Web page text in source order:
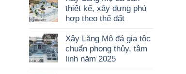
thiết kế, xây dựng phù
hợp theo thế đất
Xây Lăng Mô đá gia tộc
chuẩn phong thủy, tâm
linh năm 2025